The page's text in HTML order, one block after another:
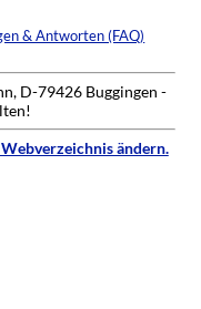
& Antworten (FAQ)
D-79426 Buggingen -
ändern.